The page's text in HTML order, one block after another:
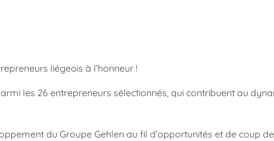
liégeois à l’honneur !
les 26 entrepreneurs sélectionnés, qui contribuent au
du Groupe Gehlen au fil d’opportunités et de coup